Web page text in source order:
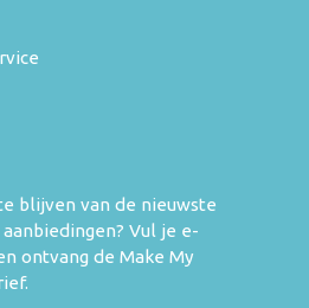
blijven van de nieuwste
Vul je e-
ontvang de Make My